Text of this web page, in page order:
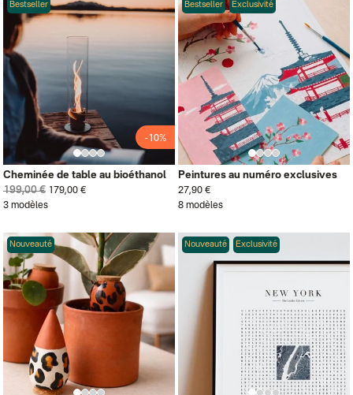
Bestseller
-10%
Cheminée de table au bioéthanol
199,00 € 179,00 €
3 modèles
Bestseller Exclusivité
Peintures au numéro exclusives
27,90 €
8 modèles
Nouveauté Nouveauté Exclusivité